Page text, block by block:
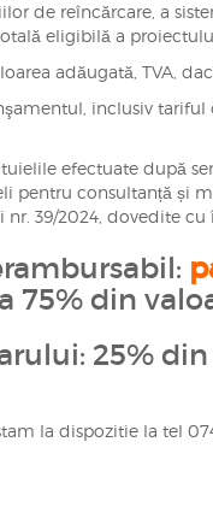
de reîncărcare, a
eligibilă a
adăugată, TVA,
inclusiv
efectuate după
pentru consultanță și
39/2024, dovedite cu
75% din
25%
la dispozitie la tel